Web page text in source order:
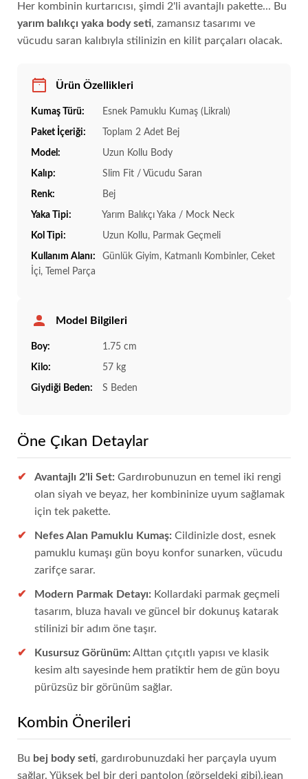
Her kombinin kurtarıcısı, şimdi 2'li avantajlı pakette... Bu
yarım balıkçı yaka body seti, zamansız tasarımı ve
vücudu saran kalıbıyla stilinizin en kilit parçaları olacak.
Ürün Özellikleri
Kumaş Türü: Esnek Pamuklu Kumaş (Likralı)
Paket İçeriği: Toplam 2 Adet Bej
Model: Uzun Kollu Body
Kalıp: Slim Fit / Vücudu Saran
Renk: Bej
Yaka Tipi: Yarım Balıkçı Yaka / Mock Neck
Kol Tipi: Uzun Kollu, Parmak Geçmeli
Kullanım Alanı:
Günlük Giyim, Katmanlı Kombinler, Ceket
İçi, Temel Parça
Model Bilgileri
Boy: 1.75 cm
Kilo: 57 kg
Giydiği Beden: S Beden
Öne Çıkan Detaylar
Avantajlı 2'li Set: Gardırobunuzun en temel iki rengi
olan siyah ve beyaz, her kombininize uyum sağlamak
için tek pakette.
Nefes Alan Pamuklu Kumaş: Cildinizle dost, esnek
pamuklu kumaşı gün boyu konfor sunarken, vücudu
zarifçe sarar.
Modern Parmak Detayı: Kollardaki parmak geçmeli
tasarım, bluza havalı ve güncel bir dokunuş katarak
stilinizi bir adım öne taşır.
Kusursuz Görünüm: Alttan çıtçıtlı yapısı ve klasik
kesim altı sayesinde hem pratiktir hem de gün boyu
pürüzsüz bir görünüm sağlar.
Kombin Önerileri
Bu bej body seti, gardırobunuzdaki her parçayla uyum
sağlar. Yüksek bel bir deri pantolon (görseldeki gibi),jean